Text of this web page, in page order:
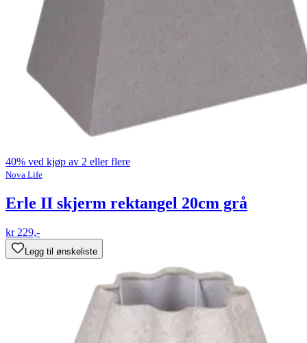
40% ved kjøp av 2 eller flere
Nova Life
Erle II skjerm rektangel 20cm grå
kr 229,-
Legg til ønskeliste